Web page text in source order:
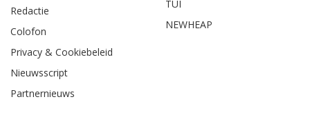
Redactie
Colofon
Privacy & Cookiebeleid
Nieuwsscript
Partnernieuws
TUI
NEWHEAP